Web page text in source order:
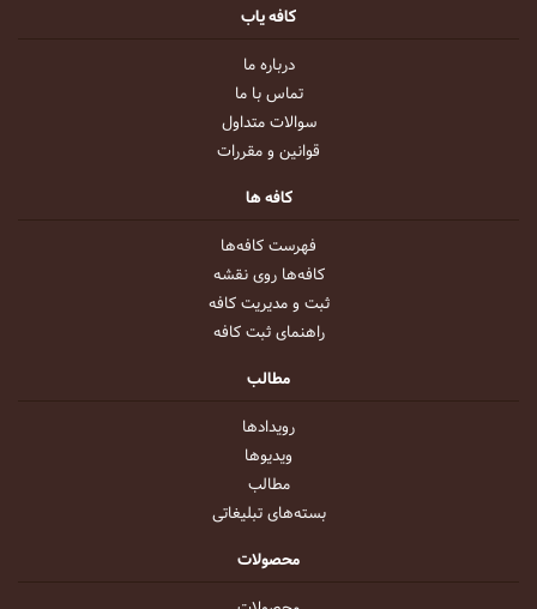
کافه یاب
درباره ما
تماس با ما
سوالات متداول
قوانین و مقررات
کافه ها
فهرست کافه‌ها
کافه‌ها روی نقشه
ثبت و مدیریت کافه
راهنمای ثبت کافه
مطالب
رویداد‌ها
ویدیو‌ها
مطالب
بسته‌های تبلیغاتی
محصولات